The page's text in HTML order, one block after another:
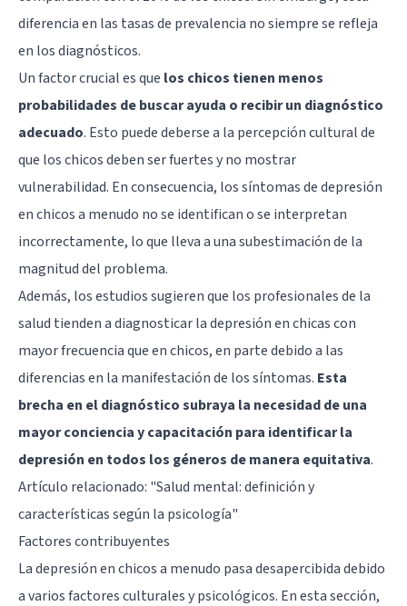
diferencia en las tasas de prevalencia no siempre se refleja
en los diagnósticos.
Un factor crucial es que los chicos tienen menos
probabilidades de buscar ayuda o recibir un diagnóstico
adecuado. Esto puede deberse a la percepción cultural de
que los chicos deben ser fuertes y no mostrar
vulnerabilidad. En consecuencia, los síntomas de depresión
en chicos a menudo no se identifican o se interpretan
incorrectamente, lo que lleva a una subestimación de la
magnitud del problema.
Además, los estudios sugieren que los profesionales de la
salud tienden a diagnosticar la depresión en chicas con
mayor frecuencia que en chicos, en parte debido a las
diferencias en la manifestación de los síntomas. Esta
brecha en el diagnóstico subraya la necesidad de una
mayor conciencia y capacitación para identificar la
depresión en todos los géneros de manera equitativa.
Artículo relacionado: "Salud mental: definición y
características según la psicología"
Factores contribuyentes
La depresión en chicos a menudo pasa desapercibida debido
a varios factores culturales y psicológicos. En esta sección,